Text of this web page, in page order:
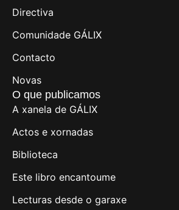
Directiva
Comunidade GÁLIX
Contacto
Novas
O que publicamos
A xanela de GÁLIX
Actos e xornadas
Biblioteca
Este libro encantoume
Lecturas desde o garaxe